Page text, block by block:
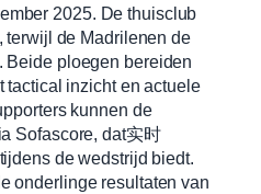
2025. De thuisclub
terwijl de Madrilenen de
ploegen bereiden
tactical inzicht en actuele
kunnen de
Sofascore, dat实时
de wedstrijd biedt.
onderlinge resultaten van